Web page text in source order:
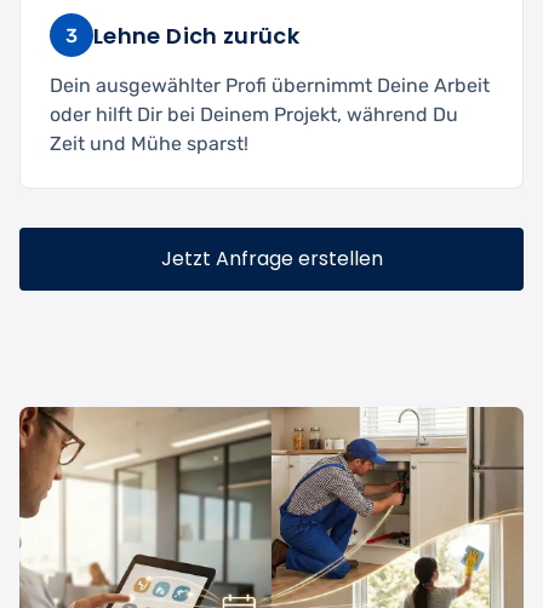
3 Lehne Dich zurück
Dein ausgewählter Profi übernimmt Deine Arbeit
oder hilft Dir bei Deinem Projekt, während Du
Zeit und Mühe sparst!
Jetzt Anfrage erstellen